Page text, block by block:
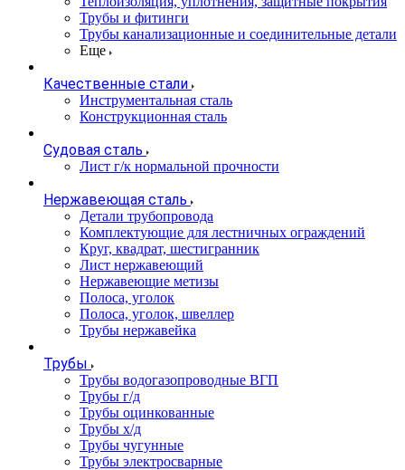
Трубы и фитинги
Трубы канализационные и соединительные детали
Еще
Качественные стали
Инструментальная сталь
Конструкционная сталь
Судовая сталь
Лист г/к нормальной прочности
Нержавеющая сталь
Детали трубопровода
Комплектующие для лестничных ограждений
Круг, квадрат, шестигранник
Лист нержавеющий
Нержавеющие метизы
Полоса, уголок
Полоса, уголок, швеллер
Трубы нержавейка
Трубы
Трубы водогазопроводные ВГП
Трубы г/д
Трубы оцинкованные
Трубы х/д
Трубы чугунные
Трубы электросварные